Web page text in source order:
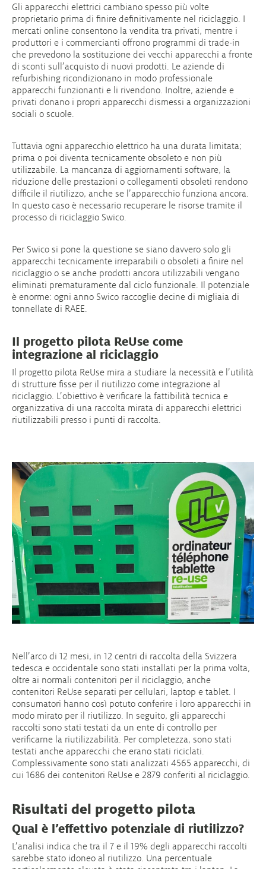
Gli apparecchi elettrici cambiano spesso più volte
proprietario prima di finire definitivamente nel riciclaggio. I
mercati online consentono la vendita tra privati, mentre i
produttori e i commercianti offrono programmi di trade-in
che prevedono la sostituzione dei vecchi apparecchi a fronte
di sconti sull’acquisto di nuovi prodotti. Le aziende di
refurbishing ricondizionano in modo professionale
apparecchi funzionanti e li rivendono. Inoltre, aziende e
privati donano i propri apparecchi dismessi a organizzazioni
sociali o scuole.
Tuttavia ogni apparecchio elettrico ha una durata limitata;
prima o poi diventa tecnicamente obsoleto e non più
utilizzabile. La mancanza di aggiornamenti software, la
riduzione delle prestazioni o collegamenti obsoleti rendono
difficile il riutilizzo, anche se l’apparecchio funziona ancora.
In questo caso è necessario recuperare le risorse tramite il
processo di riciclaggio Swico.
Per Swico si pone la questione se siano davvero solo gli
apparecchi tecnicamente irreparabili o obsoleti a finire nel
riciclaggio o se anche prodotti ancora utilizzabili vengano
eliminati prematuramente dal ciclo funzionale. Il potenziale
è enorme: ogni anno Swico raccoglie decine di migliaia di
tonnellate di RAEE.
Il progetto pilota ReUse come
integrazione al riciclaggio
Il progetto pilota ReUse mira a studiare la necessità e l’utilità
di strutture fisse per il riutilizzo come integrazione al
riciclaggio. L’obiettivo è verificare la fattibilità tecnica e
organizzativa di una raccolta mirata di apparecchi elettrici
riutilizzabili presso i punti di raccolta.
Nell’arco di 12 mesi, in 12 centri di raccolta della Svizzera
tedesca e occidentale sono stati installati per la prima volta,
oltre ai normali contenitori per il riciclaggio, anche
contenitori ReUse separati per cellulari, laptop e tablet. I
consumatori hanno così potuto conferire i loro apparecchi in
modo mirato per il riutilizzo. In seguito, gli apparecchi
raccolti sono stati testati da un ente di controllo per
verificarne la riutilizzabilità. Per completezza, sono stati
testati anche apparecchi che erano stati riciclati.
Complessivamente sono stati analizzati 4565 apparecchi, di
cui 1686 dei contenitori ReUse e 2879 conferiti al riciclaggio.
Risultati del progetto pilota
Qual è l’effettivo potenziale di riutilizzo?
L’analisi indica che tra il 7 e il 19% degli apparecchi raccolti
sarebbe stato idoneo al riutilizzo. Una percentuale